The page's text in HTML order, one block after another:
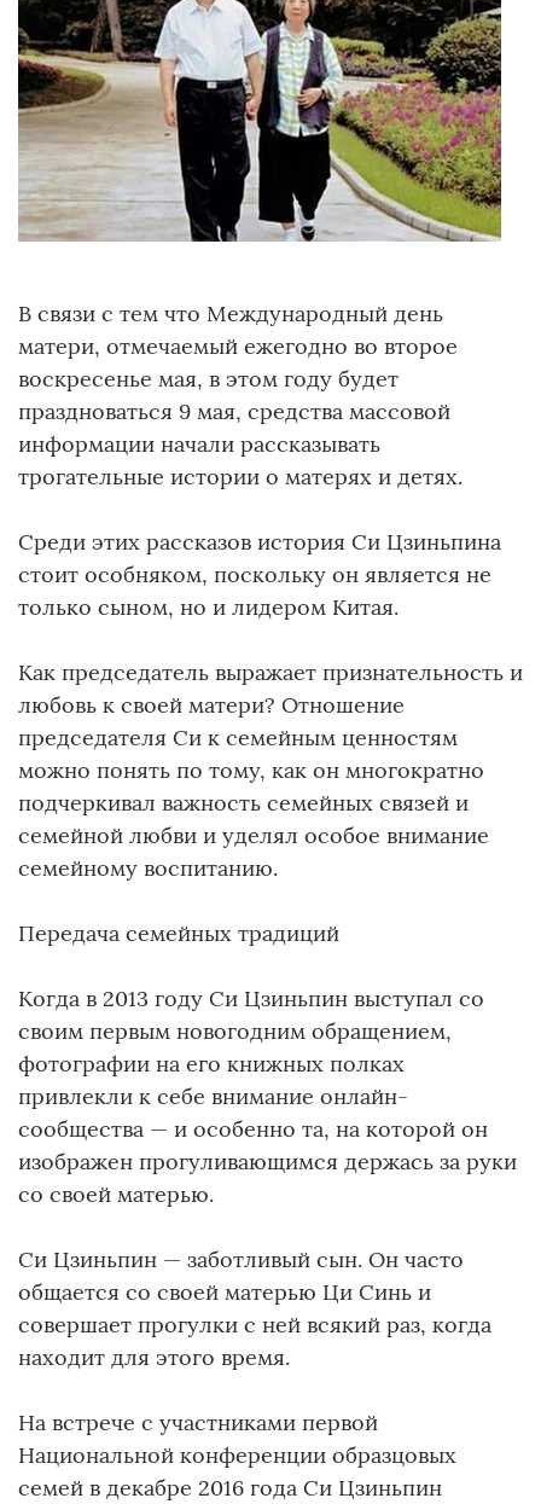
В связи с тем что Международный день
матери, отмечаемый ежегодно во второе
воскресенье мая, в этом году будет
праздноваться 9 мая, средства массовой
информации начали рассказывать
трогательные истории о матерях и детях.
Среди этих рассказов история Си Цзиньпина
стоит особняком, поскольку он является не
только сыном, но и лидером Китая.
Как председатель выражает признательность и
любовь к своей матери? Отношение
председателя Си к семейным ценностям
можно понять по тому, как он многократно
подчеркивал важность семейных связей и
семейной любви и уделял особое внимание
семейному воспитанию.
Передача семейных традиций
Когда в 2013 году Си Цзиньпин выступал со
своим первым новогодним обращением,
фотографии на его книжных полках
привлекли к себе внимание онлайн-
сообщества — и особенно та, на которой он
изображен прогуливающимся держась за руки
со своей матерью.
Си Цзиньпин — заботливый сын. Он часто
общается со своей матерью Ци Синь и
совершает прогулки с ней всякий раз, когда
находит для этого время.
На встрече с участниками первой
Национальной конференции образцовых
семей в декабре 2016 года Си Цзиньпин